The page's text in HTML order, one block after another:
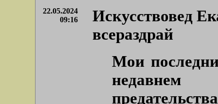
22.05.2024
09:16
Искусствовед
всераздрай
Мои